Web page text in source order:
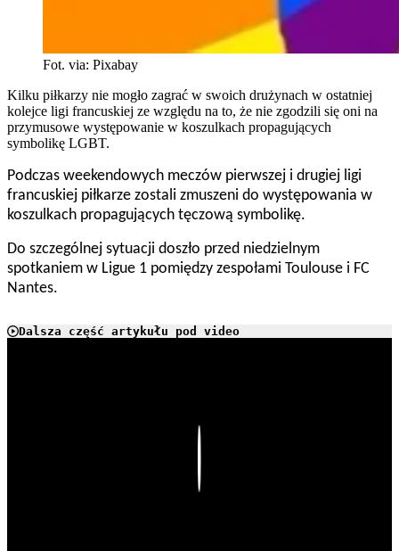
Fot. via: Pixabay
Kilku piłkarzy nie mogło zagrać w swoich drużynach w ostatniej
kolejce ligi francuskiej ze względu na to, że nie zgodzili się oni na
przymusowe występowanie w koszulkach propagujących
symbolikę LGBT.
Podczas weekendowych meczów pierwszej i drugiej ligi
francuskiej piłkarze zostali zmuszeni do występowania w
koszulkach propagujących tęczową symbolikę.
Do szczególnej sytuacji doszło przed niedzielnym
spotkaniem w Ligue 1 pomiędzy zespołami Toulouse i FC
Nantes.
Dalsza część artykułu pod video